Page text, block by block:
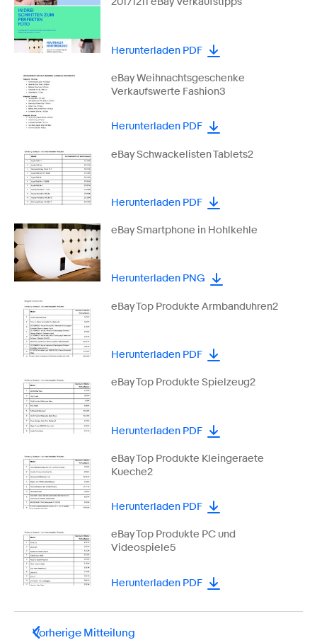
Herunterladen PDF
eBay Weihnachtsgeschenke
Verkaufswerte Fashion3
Herunterladen PDF
eBay Schwackelisten Tablets2
Herunterladen PDF
eBay Smartphone in Hohlkehle
Herunterladen PNG
eBay Top Produkte Armbanduhren2
Herunterladen PDF
eBay Top Produkte Spielzeug2
Herunterladen PDF
eBay Top Produkte Kleingeraete
Kueche2
Herunterladen PDF
eBay Top Produkte PC und
Videospiele5
Herunterladen PDF
Vorherige Mitteilung